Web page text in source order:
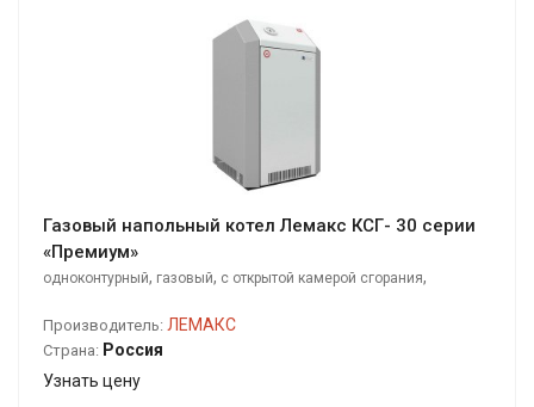
Газовый напольный котел Лемакс КСГ- 30 серии
«Премиум»
одноконтурный, газовый, с открытой камерой сгорания,
Производитель: ЛЕМАКС
Страна: Россия
Узнать цену